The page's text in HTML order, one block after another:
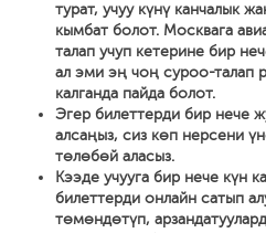
турат, учуу күнү канчалык
кымбат болот. Москвага
талап учуп кетерине бир
ал эми эң чоң суроо-талап
калганда пайда болот.
Эгер билеттерди бир нече
алсаңыз, сиз көп нерсени
төлөбөй аласыз.
Кээде учууга бир нече күн
билеттерди онлайн сатып
төмөндөтүп,